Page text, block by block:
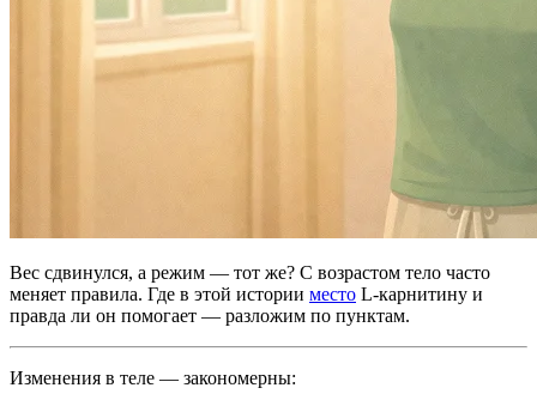
Вес сдвинулся, а режим — тот же? С возрастом тело часто
меняет правила. Где в этой истории место L-карнитину и
правда ли он помогает — разложим по пунктам.
Изменения в теле — закономерны: